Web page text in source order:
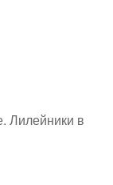
Лилейники в